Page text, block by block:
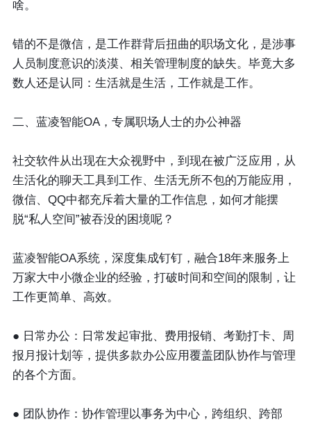
啥。
错的不是微信，是工作群背后扭曲的职场文化，是涉事
人员制度意识的淡漠、相关管理制度的缺失。毕竟大多
数人还是认同：生活就是生活，工作就是工作。
二、蓝凌智能OA，专属职场人士的办公神器
社交软件从出现在大众视野中，到现在被广泛应用，从
生活化的聊天工具到工作、生活无所不包的万能应用，
微信、QQ中都充斥着大量的工作信息，如何才能摆
脱“私人空间”被吞没的困境呢？
蓝凌智能OA系统，深度集成钉钉，融合18年来服务上
万家大中小微企业的经验，打破时间和空间的限制，让
工作更简单、高效。
● 日常办公：日常发起审批、费用报销、考勤打卡、周
报月报计划等，提供多款办公应用覆盖团队协作与管理
的各个方面。
● 团队协作：协作管理以事务为中心，跨组织、跨部